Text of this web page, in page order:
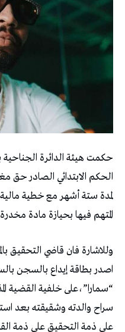
حكمت هيئة الدائرة الجناحية
الحكم الابتدائي الصادر حق
المتهم فيها بحيازة مادة
وللاشارة فان قاضي التحقيق
اصدر بطاقة إيداع بالسجن
“سمارا”،على خلفية القضية
سراح والدته وشقيقته بعد
على ذمة التحقيق على ذمة